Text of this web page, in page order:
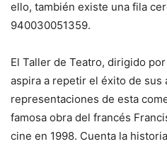
ello, también existe una fila
940030051359.
El Taller de Teatro, dirigido
aspira a repetir el éxito de sus
representaciones de esta
famosa obra del francés
cine en 1998. Cuenta la